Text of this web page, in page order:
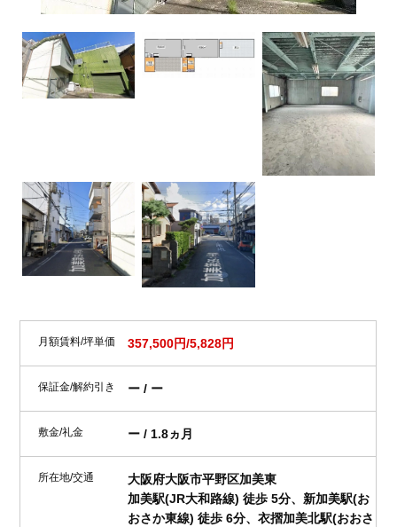
月額賃料/坪単価 357,500円/5,828円
保証金/解約引き ー / ー
敷金/礼金 ー / 1.8ヵ月
所在地/交通
大阪府大阪市平野区加美東
加美駅(JR大和路線) 徒歩 5分、新加美駅(お
おさか東線) 徒歩 6分、衣摺加美北駅(おおさ